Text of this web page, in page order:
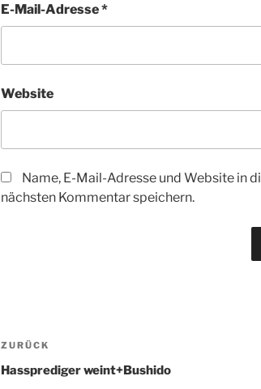
E-Mail-Adresse*
Website
Name, E-Mail-Adresse und Website in
nächsten Kommentar speichern.
Beitragsnavigation
Vorheriger
Beitrag
ZURÜCK
Hassprediger weint+Bushido